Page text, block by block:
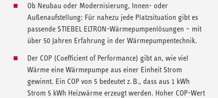
Ob Neubau oder Modernisierung, Innen- oder
Außenaufstellung: Für nahezu jede Platzsituation gibt es
passende STIEBEL ELTRON-Wärmepumpenlösungen – mit
über 50 Jahren Erfahrung in der Wärmepumpentechnik.
Der COP (Coefficient of Performance) gibt an, wie viel
Wärme eine Wärmepumpe aus einer Einheit Strom
gewinnt. Ein COP von 5 bedeutet z. B., dass aus 1 kWh
Strom 5 kWh Heizwärme erzeugt werden. Hoher COP-Wert